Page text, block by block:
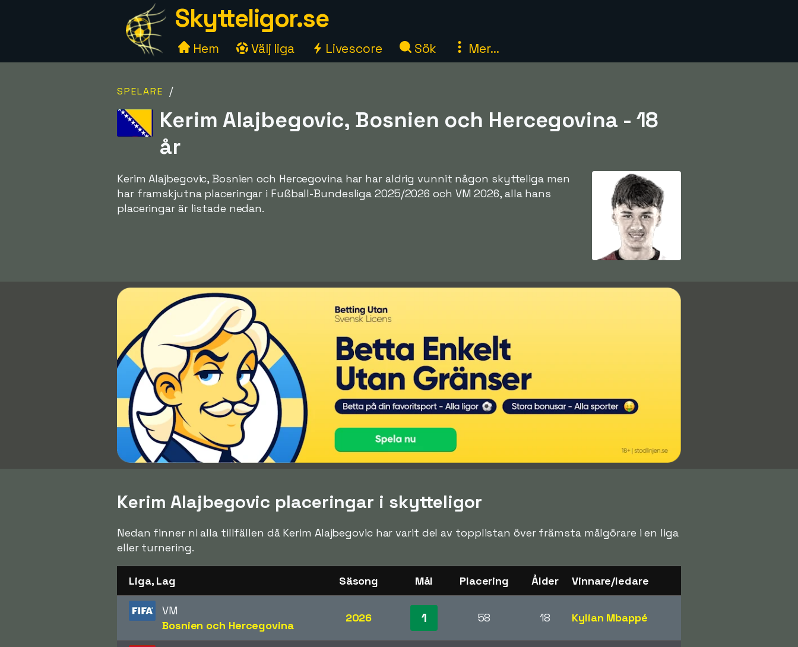
Skytteligor.se
Hem Välj liga Livescore Sök Mer...
SPELARE /
Kerim Alajbegovic, Bosnien och Hercegovina - 18
år
Kerim Alajbegovic, Bosnien och Hercegovina har har aldrig vunnit någon skytteliga men
har framskjutna placeringar i Fußball-Bundesliga 2025/2026 och VM 2026, alla hans
placeringar är listade nedan.
Kerim Alajbegovic placeringar i skytteligor
Nedan finner ni alla tillfällen då Kerim Alajbegovic har varit del av topplistan över främsta målgörare i en liga
eller turnering.
Liga, Lag Säsong Mål Placering Ålder Vinnare/ledare
VM
Bosnien och Hercegovina
2026 1 58 18 Kylian Mbappé